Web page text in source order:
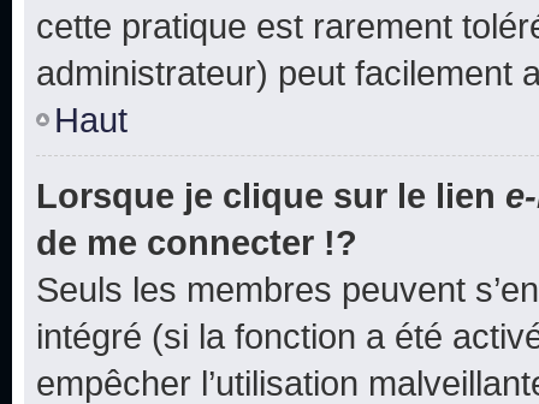
cette pratique est rarement
administrateur) peut facilement
Haut
Lorsque je clique sur le lien
de me connecter !?
Seuls les membres peuvent
intégré (si la fonction a été
empêcher l’utilisation